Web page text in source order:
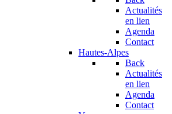
Actualités
en lien
Agenda
Contact
Hautes-Alpes
Back
Actualités
en lien
Agenda
Contact